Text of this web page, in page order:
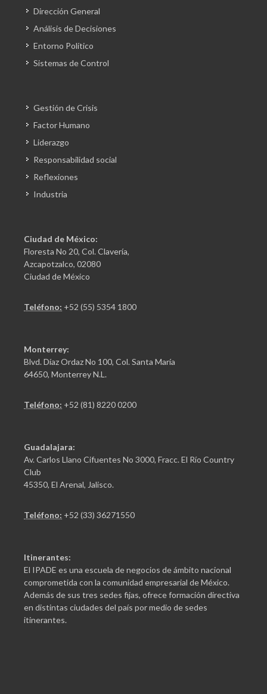
Dirección General
Análisis de Decisiones
Entorno Político
Sistemas de Control
Gestión de Crisis
Factor Humano
Liderazgo
Responsabilidad social
Reflexiones
Industria
Ciudad de México:
Floresta No 20, Col. Clavería,
Azcapotzalco, 02080
Ciudad de México
Teléfono: +52 (55) 5354 1800
Monterrey:
Blvd. Díaz Ordaz No 100, Col. Santa María
64650, Monterrey N.L.
Teléfono: +52 (81) 8220 0200
Guadalajara:
Av. Carlos Llano Cifuentes No 3000, Fracc. El Río Country
Club
45350, El Arenal, Jalisco.
Teléfono: +52 (33) 36271550
Itinerantes:
El IPADE es una escuela de negocios de ámbito nacional
comprometida con la comunidad empresarial de México.
Además de sus tres sedes fijas, ofrece formación directiva
en distintas ciudades del país por medio de sedes
itinerantes.